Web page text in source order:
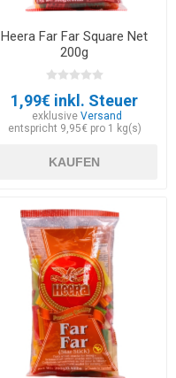
Heera Far Far Square Net
200g
1,99€ inkl. Steuer
exklusive Versand
entspricht 9,95€ pro 1 kg(s)
KAUFEN